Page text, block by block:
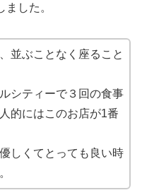
した。
並ぶことなく座ること
シティーで３回の食事
的にはこのお店が1番
しくてとっても良い時